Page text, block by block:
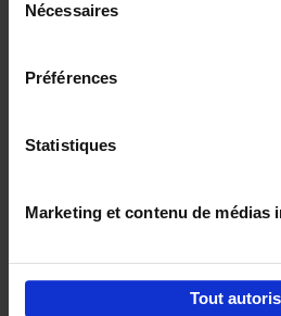
Nécessaires
Préférences
Statistiques
Marketing et contenu de médias
Tout
Building